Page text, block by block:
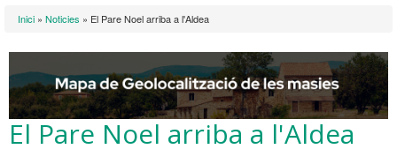
Esteu aquí
Inici » Noticies » El Pare Noel arriba a l'Aldea
El Pare Noel arriba a l'Aldea